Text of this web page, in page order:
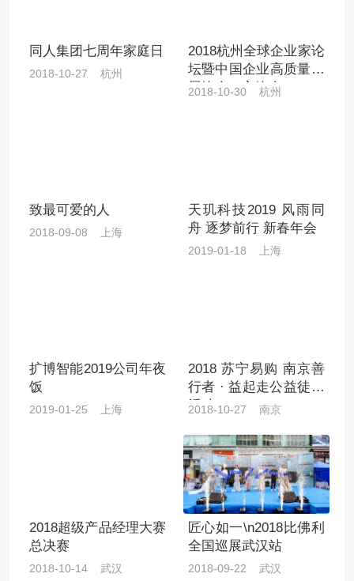
同人集团七周年家庭日
2018-10-27 杭州
2018杭州全球企业家论
坛暨中国企业高质量发
展峰会（主峰会）
2018-10-30 杭州
致最可爱的人
2018-09-08 上海
天玑科技2019 风雨同
舟 逐梦前行 新春年会
2019-01-18 上海
扩博智能2019公司年夜
饭
2019-01-25 上海
2018 苏宁易购 南京善
行者 · 益起走公益徒步
活动
2018-10-27 南京
2018超级产品经理大赛
总决赛
2018-10-14 武汉
匠心如一\n2018比佛利
全国巡展武汉站
2018-09-22 武汉